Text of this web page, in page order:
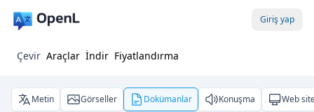
Giriş yap
Çevir Araçlar İndir Fiyatlandırma
Metin Görseller Dokümanlar Konuşma Web